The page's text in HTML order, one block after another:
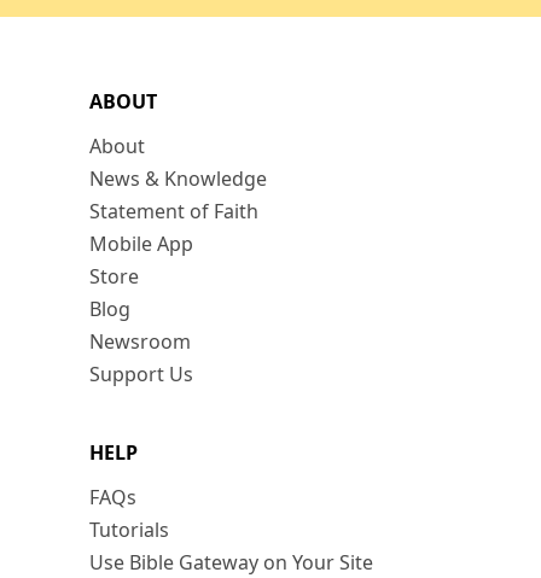
ABOUT
About
News & Knowledge
Statement of Faith
Mobile App
Store
Blog
Newsroom
Support Us
HELP
FAQs
Tutorials
Use Bible Gateway on Your Site